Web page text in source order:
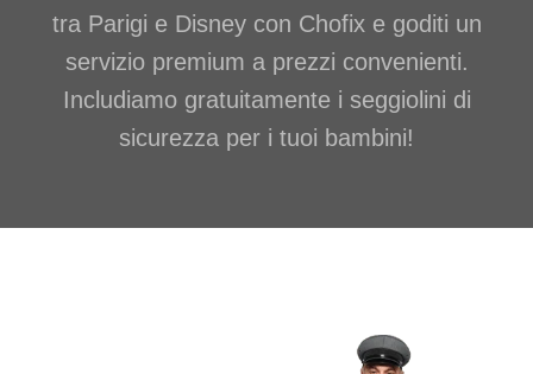
tra Parigi e Disney con Chofix e goditi un
servizio premium a prezzi convenienti.
Includiamo gratuitamente i seggiolini di
sicurezza per i tuoi bambini!